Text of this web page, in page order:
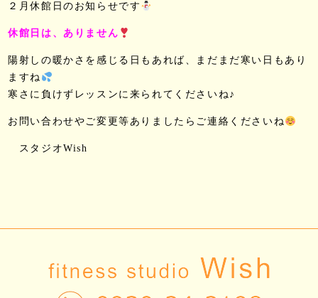
２月休館日のお知らせです
休館日は、ありません
陽射しの暖かさを感じる日もあれば、まだまだ寒い日もあり
ますね
寒さに負けずレッスンに来られてくださいね♪
お問い合わせやご変更等ありましたらご連絡くださいね
スタジオWish